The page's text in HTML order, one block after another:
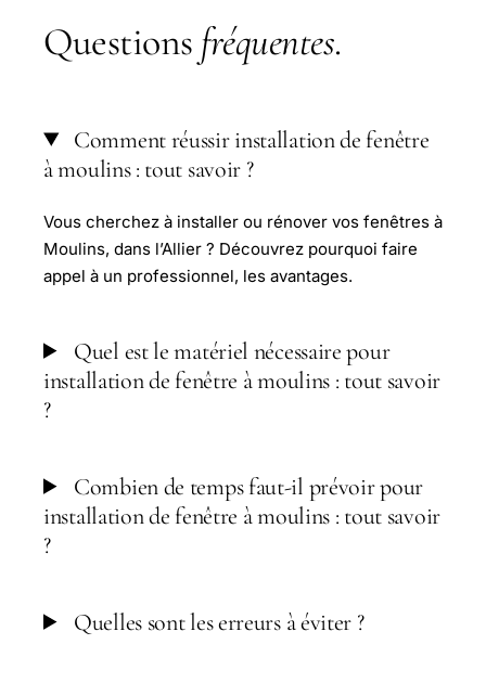
Questions fréquentes.
Comment réussir installation de fenêtre
à moulins : tout savoir ?
Vous cherchez à installer ou rénover vos fenêtres à
Moulins, dans l’Allier ? Découvrez pourquoi faire
appel à un professionnel, les avantages.
Quel est le matériel nécessaire pour
installation de fenêtre à moulins : tout savoir
?
Combien de temps faut-il prévoir pour
installation de fenêtre à moulins : tout savoir
?
Quelles sont les erreurs à éviter ?